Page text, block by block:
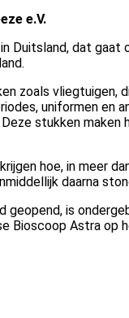
e.V.
Duitsland, dat gaat
zoals vliegtuigen,
uniformen en
Deze stukken
hoe, in meer
daarna
geopend, is
Bioscoop Astra op